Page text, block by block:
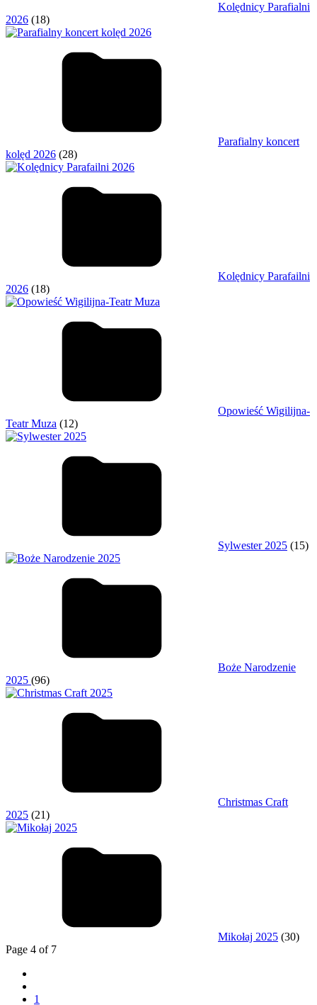
Kolędnicy Parafialni
2026 (18)
Parafialny koncert
kolęd 2026 (28)
Kolędnicy Parafailni
2026 (18)
Opowieść Wigilijna-
Teatr Muza (12)
Sylwester 2025 (15)
Boże Narodzenie
2025 (96)
Christmas Craft
2025 (21)
Mikołaj 2025 (30)
Page 4 of 7
1